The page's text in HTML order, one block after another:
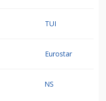
TUI
Eurostar
NS